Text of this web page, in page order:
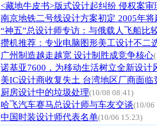
<藏地牛皮书>版式设计起纠纷 侵权案审
南京地铁二号线设计方案初定 2005年
“神五”总设计师专访：与俄载人飞船比
攒机推荐：专业电脑图形美工设计不二
广州制造越走越宽 设计制胜成竞争核心
诺基亚7600，为移动生活树立全新设计
美IC设计商收复失土 台湾地区厂商面临
厨房设计中的垃圾处理(10/08 08:41)
哈飞汽车赛马总设计师与车友交谈(10/06
中国时装设计师代表名单(10/06 15:23)